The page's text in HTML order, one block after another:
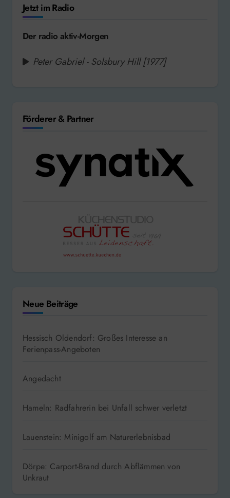
Jetzt im Radio
Der radio aktiv-Morgen
Peter Gabriel - Solsbury Hill [1977]
Förderer & Partner
Neue Beiträge
Hessisch Oldendorf: Großes Interesse an
Ferienpass-Angeboten
Angedacht
Hameln: Radfahrerin bei Unfall schwer verletzt
Lauenstein: Minigolf am Naturerlebnisbad
Dörpe: Carport-Brand durch Abflämmen von
Unkraut